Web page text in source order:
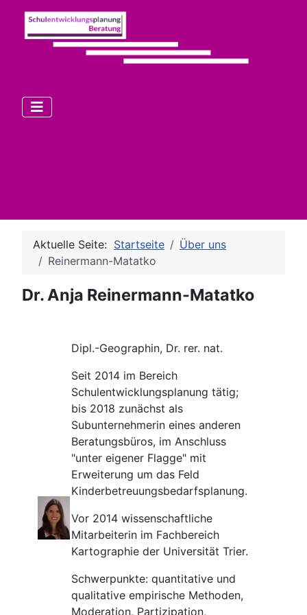
Aktuelle Seite: Startseite
Über uns
Reinermann-Matatko
Dr. Anja Reinermann-Matatko
Dipl.-Geographin, Dr. rer. nat.
Seit 2014 im Bereich
Schulentwicklungsplanung tätig;
bis 2018 zunächst als
Subunternehmerin eines anderen
Beratungsbüros, im Anschluss
"unter eigener Flagge" mit
Erweiterung um das Feld
Kinderbetreuungsbedarfsplanung.
Vor 2014 wissenschaftliche
Mitarbeiterin im Fachbereich
Kartographie der Universität Trier.
Schwerpunkte: quantitative und
qualitative empirische Methoden,
Moderation, Partizipation,